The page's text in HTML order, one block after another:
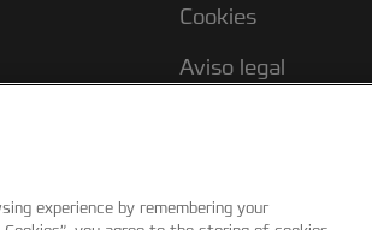
Cookies
Aviso legal
experience by remembering your